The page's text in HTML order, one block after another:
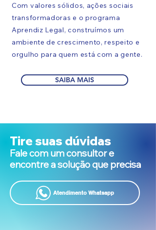
Com valores sólidos, ações sociais
transformadoras e o programa
Aprendiz Legal, construímos um
ambiente de crescimento, respeito e
orgulho para quem está com a gente.
SAIBA MAIS
Tire suas dúvidas
Fale com um consultor e
encontre a solução que precisa
Atendimento Whatsapp